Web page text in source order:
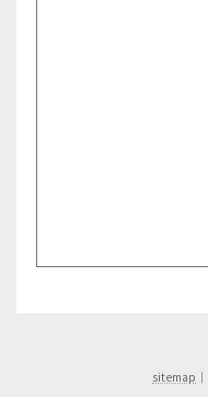
sitemap ｜